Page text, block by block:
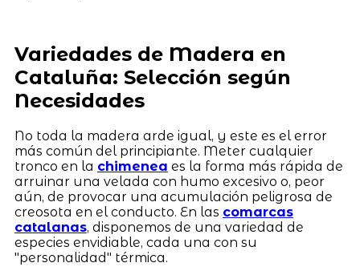
Variedades de Madera en
Cataluña: Selección según
Necesidades
No toda la madera arde igual, y este es el error
más común del principiante. Meter cualquier
tronco en la chimenea es la forma más rápida de
arruinar una velada con humo excesivo o, peor
aún, de provocar una acumulación peligrosa de
creosota en el conducto. En las comarcas
catalanas, disponemos de una variedad de
especies envidiable, cada una con su
"personalidad" térmica.